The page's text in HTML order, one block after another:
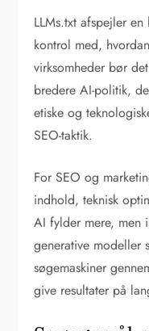
LLMs.txt afspejler
kontrol med,
virksomheder bør
bredere AI-politik,
etiske og
SEO-taktik.
For SEO og
indhold, teknisk
AI fylder mere, men
generative modeller
søgemaskiner
give resultater på